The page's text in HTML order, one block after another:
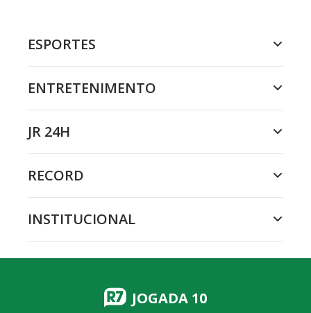
ESPORTES
ENTRETENIMENTO
JR 24H
RECORD
INSTITUCIONAL
JOGADA 10